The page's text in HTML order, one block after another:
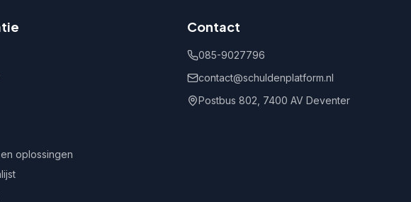
oplossingen
Contact
085-9027796
contact@schuldenplatform.nl
Postbus 802, 7400 AV Deventer